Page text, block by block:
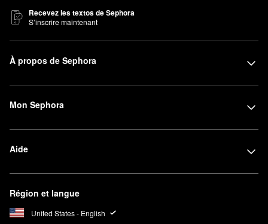
Recevez les textos de Sephora
S’inscrire maintenant
À propos de Sephora
Mon Sephora
Aide
Région et langue
United States - English